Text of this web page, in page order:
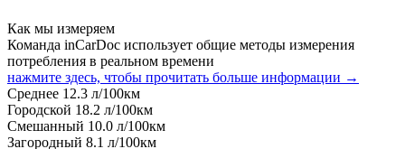
Как мы измеряем
Команда inCarDoc использует общие методы измерения
потребления в реальном времени
нажмите здесь, чтобы прочитать больше информации →
Среднее 12.3 л/100км
Городской 18.2 л/100км
Смешанный 10.0 л/100км
Загородный 8.1 л/100км